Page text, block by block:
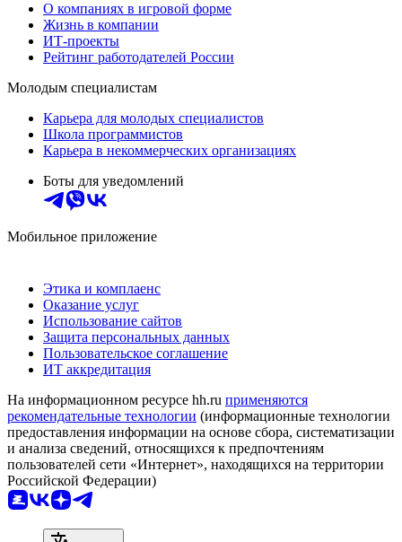
О компаниях в игровой форме
Жизнь в компании
ИТ-проекты
Рейтинг работодателей России
Молодым специалистам
Карьера для молодых специалистов
Школа программистов
Карьера в некоммерческих организациях
Боты для уведомлений
Мобильное приложение
Этика и комплаенс
Оказание услуг
Использование сайтов
Защита персональных данных
Пользовательское соглашение
ИТ аккредитация
На информационном ресурсе hh.ru применяются
рекомендательные технологии (информационные технологии
предоставления информации на основе сбора, систематизации
и анализа сведений, относящихся к предпочтениям
пользователей сети «Интернет», находящихся на территории
Российской Федерации)